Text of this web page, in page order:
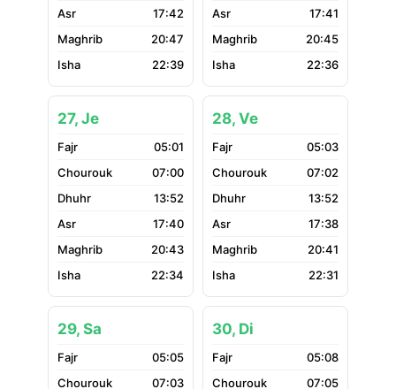
17:42
20:47
22:39
17:41
20:45
22:36
27, Je
05:01
07:00
13:52
17:40
20:43
22:34
28, Ve
05:03
07:02
13:52
17:38
20:41
22:31
29, Sa
05:05
07:03
30, Di
05:08
07:05